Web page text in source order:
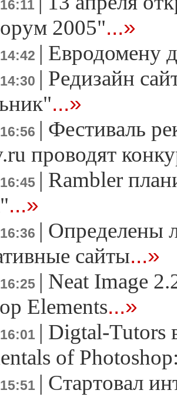
2005"...»
| Евродомену
| Редизайн
...»
| Фестиваль
проводят
| Rambler
...»
| Определены
сайты...»
| Neat Image
Elements...»
| Digtal-Tutors
of
| Стартовал